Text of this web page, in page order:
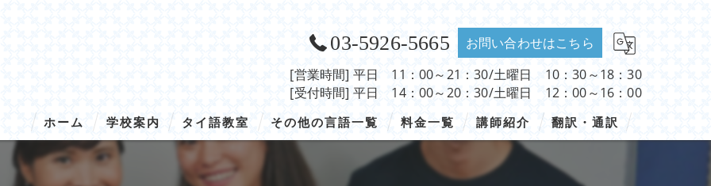
03-5926-5665
お問い合わせはこちら
[営業時間] 平日 11：00～21：30/土曜日 10：30～18：30
[受付時間] 平日 14：00～20：30/土曜日 12：00～16：00
ホーム 学校案内 タイ語教室
タイ語／トップ
その他の言語一覧
韓国語
料金一覧 講師紹介 翻訳・通訳